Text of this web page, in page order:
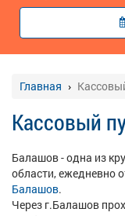
Главная
Кассовый
Балашов - одна из
области, ежедневно
Балашов.
Через г.Балашов